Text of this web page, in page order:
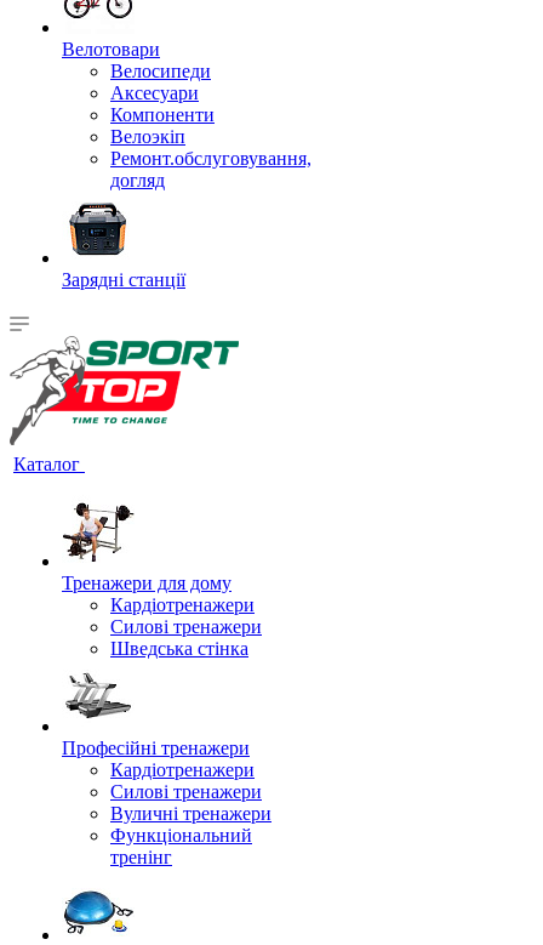
Велотовари
Велосипеди
Аксесуари
Компоненти
Велоэкіп
Ремонт.обслуговування,
догляд
Зарядні станції
Каталог
Тренажери для дому
Кардіотренажери
Силові тренажери
Шведська стінка
Професійні тренажери
Кардіотренажери
Силові тренажери
Вуличні тренажери
Функціональний
тренінг